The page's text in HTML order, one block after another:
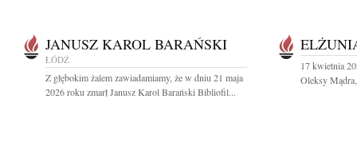
JANUSZ KAROL BARAŃSKI
ŁÓDŹ
Z głębokim żalem zawiadamiamy, że w dniu 21 maja
2026 roku zmarł Janusz Karol Barański Bibliofil...
17 kwietnia
Oleksy